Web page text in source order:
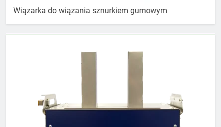
Wiązarka do wiązania sznurkiem gumowym